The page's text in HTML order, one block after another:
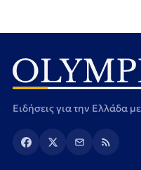
Ειδήσεις για την Ελλάδα